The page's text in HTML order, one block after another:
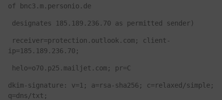
of bnc3.m.personio.de
designates 185.189.236.70 as permitted sender)
ip=185.189.236.70;
helo=o70.p25.mailjet.com; pr=C
dkim-signature: v=1; a=rsa-sha256; c=relaxed/simple;
q=dns/txt;